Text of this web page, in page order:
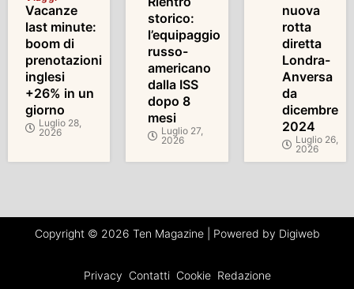
Vacanze
last minute:
boom di
prenotazioni
inglesi
+26% in un
giorno
Luglio 28,
2026
storico:
l’equipaggio
russo-
americano
dalla ISS
dopo 8
mesi
Luglio 27,
2026
nuova
rotta
diretta
Londra-
Anversa
da
dicembre
2024
Luglio 26,
2026
Copyright © 2026 Ten Magazine | Powered by Digiweb
Privacy Contatti Cookie Redazione